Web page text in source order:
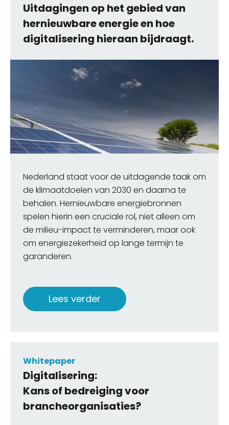
Uitdagingen op het gebied van
hernieuwbare energie en hoe
digitalisering hieraan bijdraagt.
Nederland staat voor de uitdagende taak om
de klimaatdoelen van 2030 en daarna te
behalen. Hernieuwbare energiebronnen
spelen hierin een cruciale rol, niet alleen om
de milieu-impact te verminderen, maar ook
om energiezekerheid op lange termijn te
garanderen.
Lees verder
Whitepaper
Digitalisering:
Kans of bedreiging voor
brancheorganisaties?